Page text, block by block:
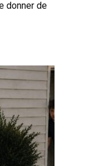
donner de